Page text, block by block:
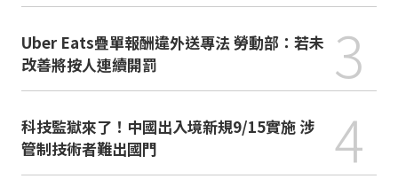
Uber Eats疊單報酬違外送專法 勞動部：若未
改善將按人連續開罰
3
科技監獄來了！中國出入境新規9/15實施 涉
管制技術者難出國門
4